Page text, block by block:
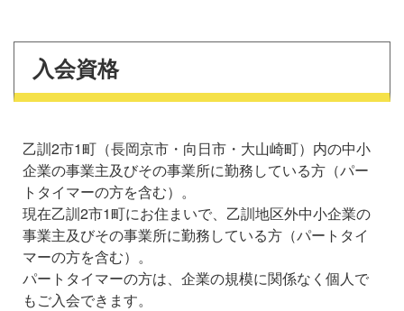
入会資格
乙訓2市1町（長岡京市・向日市・大山崎町）内の中小
企業の事業主及びその事業所に勤務している方（パー
トタイマーの方を含む）。
現在乙訓2市1町にお住まいで、乙訓地区外中小企業の
事業主及びその事業所に勤務している方（パートタイ
マーの方を含む）。
パートタイマーの方は、企業の規模に関係なく個人で
もご入会できます。